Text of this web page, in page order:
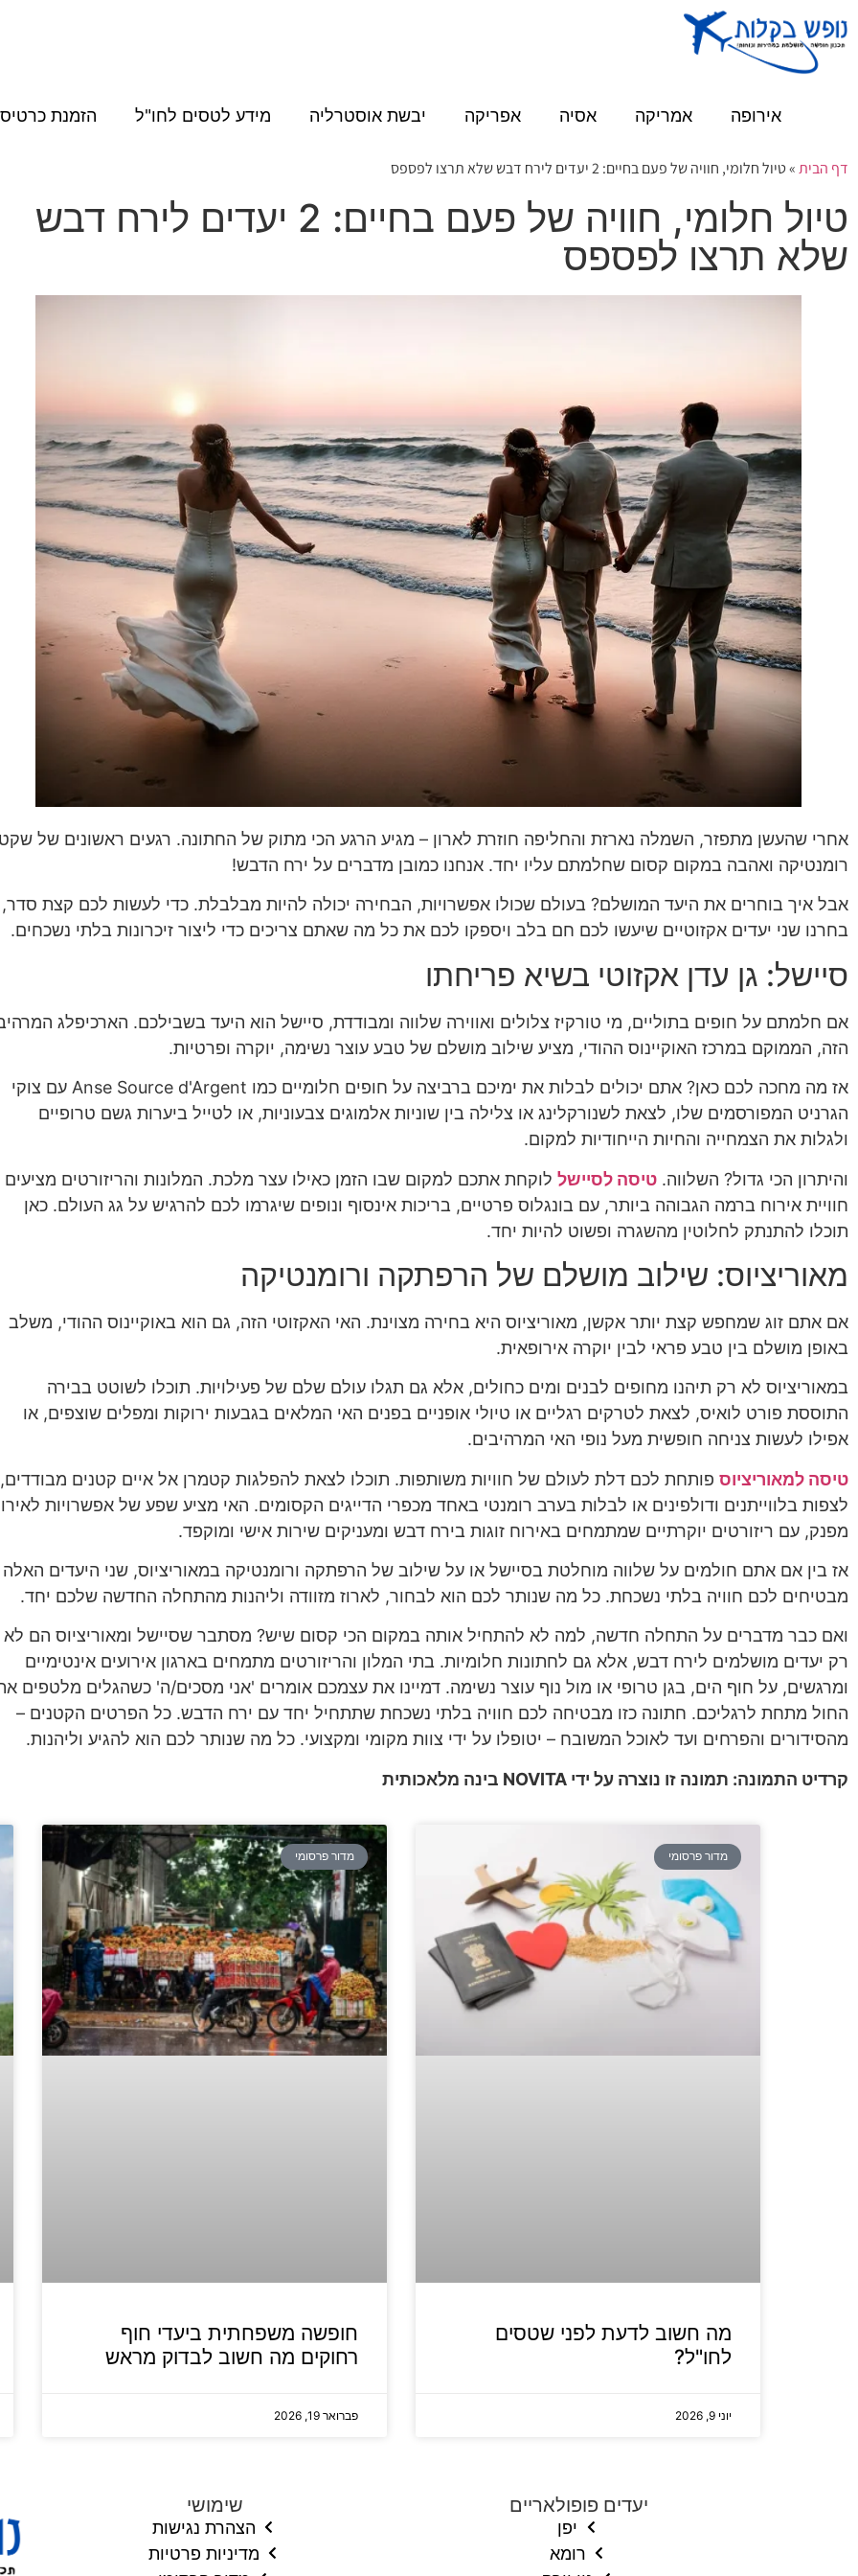
אירופה אמריקה אסיה אפריקה יבשת אוסטרליה מידע לטסים לחו"ל הזמנת
דף הבית»טיול חלומי, חוויה של פעם בחיים: 2 יעדים לירח דבש שלא תרצו לפספס
טיול חלומי, חוויה של פעם בחיים: 2 יעדים לירח דבש
שלא תרצו לפספס
אחרי שהעשן מתפזר, השמלה נארזת והחליפה חוזרת לארון – מגיע הרגע הכי מתוק של החתונה. רגעים ראשונים של
רומנטיקה ואהבה במקום קסום שחלמתם עליו יחד. אנחנו כמובן מדברים על ירח הדבש!
אבל איך בוחרים את היעד המושלם? בעולם שכולו אפשרויות, הבחירה יכולה להיות מבלבלת. כדי לעשות לכם קצת סדר,
בחרנו שני יעדים אקזוטיים שיעשו לכם חם בלב ויספקו לכם את כל מה שאתם צריכים כדי ליצור זיכרונות בלתי נשכחים.
סיישל: גן עדן אקזוטי בשיא פריחתו
אם חלמתם על חופים בתוליים, מי טורקיז צלולים ואווירה שלווה ומבודדת, סיישל הוא היעד בשבילכם. הארכיפלג
הזה, הממוקם במרכז האוקיינוס ההודי, מציע שילוב מושלם של טבע עוצר נשימה, יוקרה ופרטיות.
אז מה מחכה לכם כאן? אתם יכולים לבלות את ימיכם ברביצה על חופים חלומיים כמו Anse Source d'Argent עם צוקי
הגרניט המפורסמים שלו, לצאת לשנורקלינג או צלילה בין שוניות אלמוגים צבעוניות, או לטייל ביערות גשם טרופיים
ולגלות את הצמחייה והחיות הייחודיות למקום.
והיתרון הכי גדול? השלווה. טיסה לסיישל לוקחת אתכם למקום שבו הזמן כאילו עצר מלכת. המלונות והריזורטים מציעים
חוויית אירוח ברמה הגבוהה ביותר, עם בונגלוס פרטיים, בריכות אינסוף ונופים שיגרמו לכם להרגיש על גג העולם. כאן
תוכלו להתנתק לחלוטין מהשגרה ופשוט להיות יחד.
מאוריציוס: שילוב מושלם של הרפתקה ורומנטיקה
אם אתם זוג שמחפש קצת יותר אקשן, מאוריציוס היא בחירה מצוינת. האי האקזוטי הזה, גם הוא באוקיינוס ההודי, משלב
באופן מושלם בין טבע פראי לבין יוקרה אירופאית.
במאוריציוס לא רק תיהנו מחופים לבנים ומים כחולים, אלא גם תגלו עולם שלם של פעילויות. תוכלו לשוטט בבירה
התוססת פורט לואיס, לצאת לטרקים רגליים או טיולי אופניים בפנים האי המלאים בגבעות ירוקות ומפלים שוצפים, או
אפילו לעשות צניחה חופשית מעל נופי האי המרהיבים.
טיסה למאוריציוס פותחת לכם דלת לעולם של חוויות משותפות. תוכלו לצאת להפלגות קטמרן אל איים קטנים מבודדים,
לצפות בלווייתנים ודולפינים או לבלות בערב רומנטי באחד מכפרי הדייגים הקסומים. האי מציע שפע של אפשרויות
מפנק, עם ריזורטים יוקרתיים שמתמחים באירוח זוגות בירח דבש ומעניקים שירות אישי ומוקפד.
אז בין אם אתם חולמים על שלווה מוחלטת בסיישל או על שילוב של הרפתקה ורומנטיקה במאוריציוס, שני היעדים האלה
מבטיחים לכם חוויה בלתי נשכחת. כל מה שנותר לכם הוא לבחור, לארוז מזוודה וליהנות מהתחלה החדשה שלכם יחד.
ואם כבר מדברים על התחלה חדשה, למה לא להתחיל אותה במקום הכי קסום שיש? מסתבר שסיישל ומאוריציוס הם לא
רק יעדים מושלמים לירח דבש, אלא גם לחתונות חלומיות. בתי המלון והריזורטים מתמחים בארגון אירועים אינטימיים
ומרגשים, על חוף הים, בגן טרופי או מול נוף עוצר נשימה. דמיינו את עצמכם אומרים 'אני מסכים/ה' כשהגלים מלטפים
החול מתחת לרגליכם. חתונה כזו מבטיחה לכם חוויה בלתי נשכחת שתתחיל יחד עם ירח הדבש. כל הפרטים הקטנים –
מהסידורים והפרחים ועד לאוכל המשובח – יטופלו על ידי צוות מקומי ומקצועי. כל מה שנותר לכם הוא להגיע וליהנות.
קרדיט התמונה: תמונה זו נוצרה על ידי NOVITA בינה מלאכותית
מדור פרסומי
מה חשוב לדעת לפני שטסים
לחו"ל?
יוני 9, 2026
מדור פרסומי
חופשה משפחתית ביעדי חוף
רחוקים מה חשוב לבדוק מראש
פברואר 19, 2026
יעדים פופולאריים
יפן
רומא
שימושי
הצהרת נגישות
מדיניות פרטיות